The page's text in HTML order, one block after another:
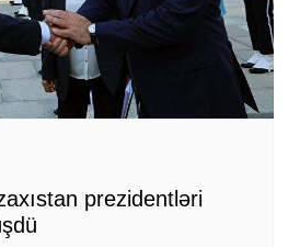
prezidentləri